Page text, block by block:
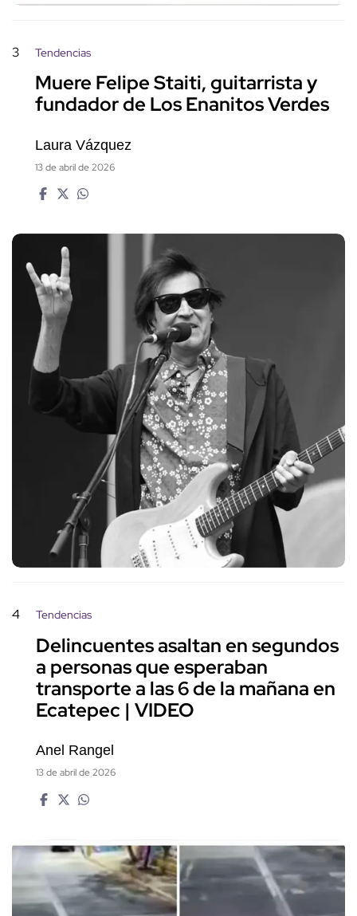
3 Tendencias
Muere Felipe Staiti, guitarrista y
fundador de Los Enanitos Verdes
Laura Vázquez
13 de abril de 2026
4 Tendencias
Delincuentes asaltan en segundos
a personas que esperaban
transporte a las 6 de la mañana en
Ecatepec | VIDEO
Anel Rangel
13 de abril de 2026